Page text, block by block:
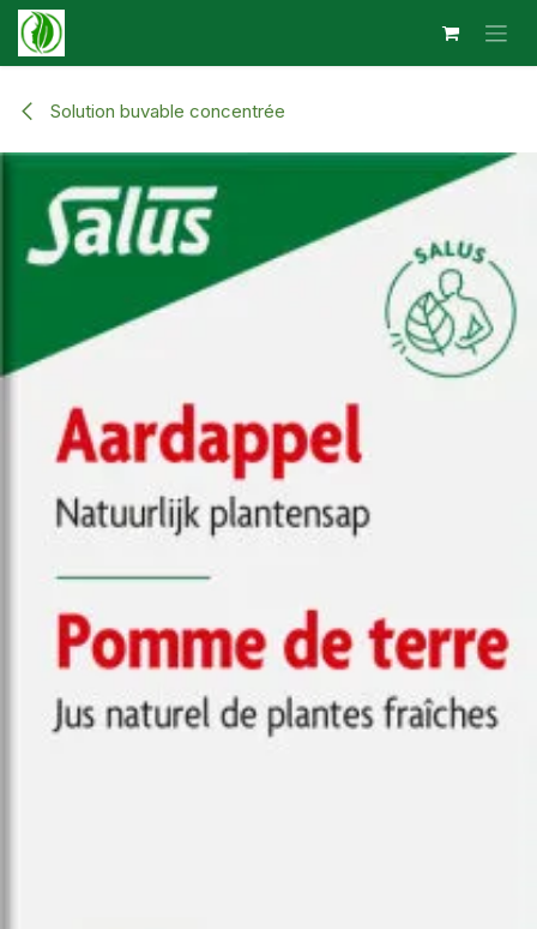
Se rendre au contenu
Solution buvable concentrée